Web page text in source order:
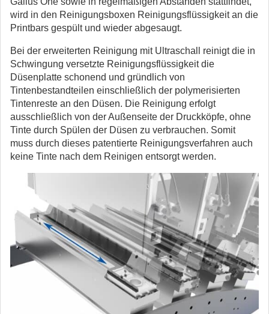
wird in den Reinigungsboxen Reinigungsflüssigkeit an die
Printbars gespült und wieder abgesaugt.
Bei der erweiterten Reinigung mit Ultraschall reinigt die in
Schwingung versetzte Reinigungsflüssigkeit die
Düsenplatte schonend und gründlich von
Tintenbestandteilen einschließlich der polymerisierten
Tintenreste an den Düsen. Die Reinigung erfolgt
ausschließlich von der Außenseite der Druckköpfe, ohne
Tinte durch Spülen der Düsen zu verbrauchen. Somit
muss durch dieses patentierte Reinigungsverfahren auch
keine Tinte nach dem Reinigen entsorgt werden.